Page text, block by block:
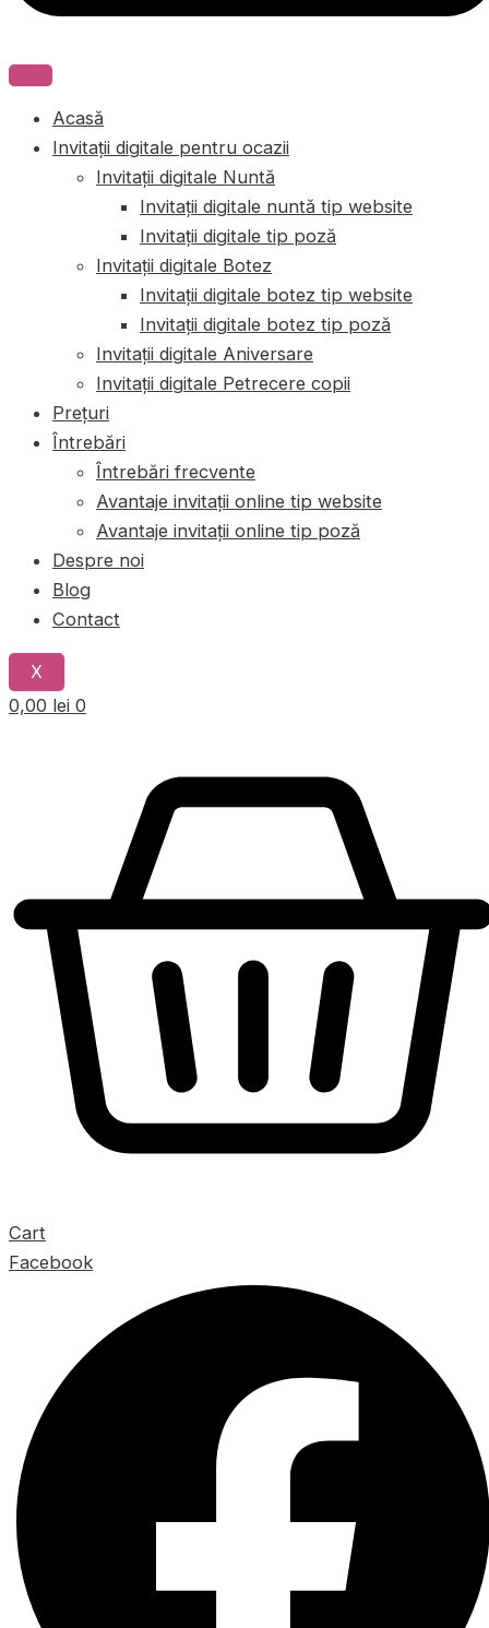
Acasă
Invitații digitale pentru ocazii
Invitații digitale Nuntă
Invitații digitale nuntă tip website
Invitații digitale tip poză
Invitații digitale Botez
Invitații digitale botez tip website
Invitații digitale botez tip poză
Invitații digitale Aniversare
Invitații digitale Petrecere copii
Prețuri
Întrebări
Întrebări frecvente
Avantaje invitații online tip website
Avantaje invitații online tip poză
Despre noi
Blog
Contact
X
0,00 lei 0
Cart
Facebook